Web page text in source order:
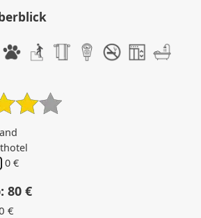
0 €
80 €
€